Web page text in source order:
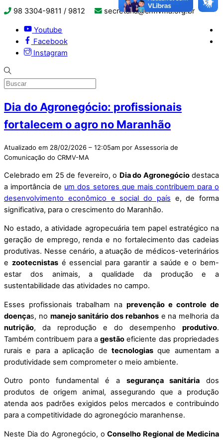
98 3304-9811 / 9812 secretaria@crmvma.org.br
Youtube
Facebook
Instagram
Dia do Agronegócio: profissionais
fortalecem o agro no Maranhão
Atualizado em 28/02/2026 – 12:05am por Assessoria de
Comunicação do CRMV-MA
Celebrado em 25 de fevereiro, o Dia do Agronegóciodestaca
a importância de um dos setores que mais contribuem para o
desenvolvimento econômico e social do país e, de forma
significativa, para o crescimento do Maranhão.
No estado, a atividade agropecuária tem papel estratégico na
geração de emprego, renda e no fortalecimento das cadeias
produtivas. Nesse cenário, a atuação de médicos-veterinários
e zootecnistasé essencial para garantir a saúde e o bem-
estar dos animais, a qualidade da produção e a
sustentabilidade das atividades no campo.
Esses profissionais trabalham na prevenção e controle de
doenças, no manejo sanitário dos rebanhose na melhoria da
nutrição, da reprodução e do desempenho produtivo.
Também contribuem para agestão eficiente das propriedades
rurais e para a aplicação de tecnologias que aumentam a
produtividade sem comprometer o meio ambiente.
Outro ponto fundamental é a segurança sanitária dos
produtos de origem animal, assegurando que a produção
atenda aos padrões exigidos pelos mercados e contribuindo
para a competitividade do agronegócio maranhense.
Neste Dia do Agronegócio, oConselho Regional de Medicina